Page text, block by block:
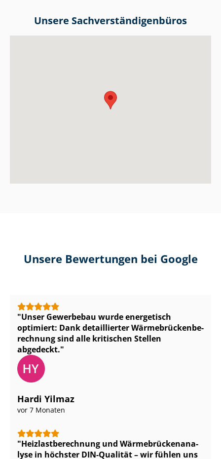
Unsere Sach­ver­stän­di­gen­bü­ros
Unsere Bewertungen bei Google
Unser Gewerbebau wurde energetisch
optimiert: Dank detaillierter Wär­me­brü­cken­be­
rech­nung sind alle kritischen Stellen
abgedeckt.
Hardi Yilmaz
vor 7 Monaten
Heiz­last­be­rech­nung und Wär­me­brü­cken­ana­
ly­se in höchster DIN-Qualität – wir fühlen uns